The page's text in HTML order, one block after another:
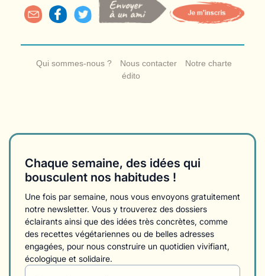
Qui sommes-nous ? Nous contacter
Notre charte
édito
Chaque semaine, des idées qui
bousculent nos habitudes !
Une fois par semaine, nous vous envoyons gratuitement
notre newsletter. Vous y trouverez des dossiers
éclairants ainsi que des idées très concrètes, comme
des recettes végétariennes ou de belles adresses
engagées, pour nous construire un quotidien vivifiant,
écologique et solidaire.